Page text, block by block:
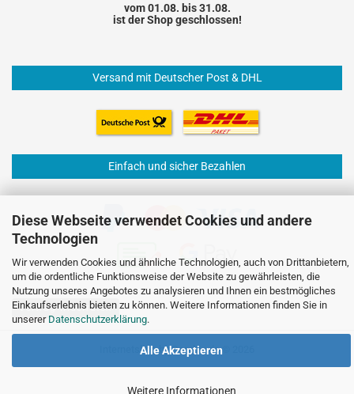
Diese Webseite verwendet Cookies und andere
Technologien
Wir verwenden Cookies und ähnliche Technologien, auch von Drittanbietern,
um die ordentliche Funktionsweise der Website zu gewährleisten, die
Nutzung unseres Angebotes zu analysieren und Ihnen ein bestmögliches
Einkaufserlebnis bieten zu können. Weitere Informationen finden Sie in
unserer Datenschutzerklärung.
Alle Akzeptieren
Weitere Informationen
vom 01.08. bis 31.08.
ist der Shop geschlossen!
Versand mit Deutscher Post & DHL
Einfach und sicher Bezahlen
Vertrag widerrufen
Internetshopby Gambio.de © 2026